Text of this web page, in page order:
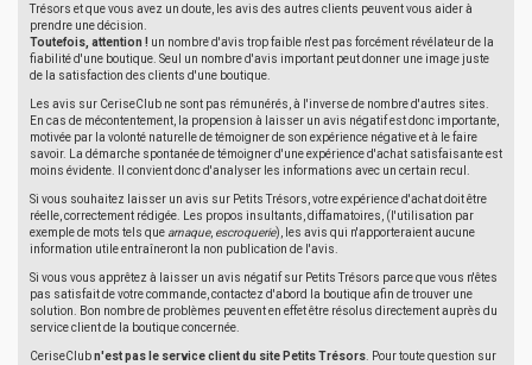
Trésors et que vous avez un doute, les avis des autres clients peuvent vous aider à
prendre une décision.
Toutefois, attention ! un nombre d'avis trop faible n'est pas forcément révélateur de la
fiabilité d'une boutique. Seul un nombre d'avis important peut donner une image juste
de la satisfaction des clients d'une boutique.
Les avis sur CeriseClub ne sont pas rémunérés, à l'inverse de nombre d'autres sites.
En cas de mécontentement, la propension à laisser un avis négatif est donc importante,
motivée par la volonté naturelle de témoigner de son expérience négative et à le faire
savoir. La démarche spontanée de témoigner d'une expérience d'achat satisfaisante est
moins évidente. Il convient donc d'analyser les informations avec un certain recul.
Si vous souhaitez laisser un avis sur Petits Trésors, votre expérience d'achat doit être
réelle, correctement rédigée. Les propos insultants, diffamatoires, (l'utilisation par
exemple de mots tels que arnaque, escroquerie), les avis qui n'apporteraient aucune
information utile entraîneront la non publication de l'avis.
Si vous vous apprêtez à laisser un avis négatif sur Petits Trésors parce que vous n'êtes
pas satisfait de votre commande, contactez d'abord la boutique afin de trouver une
solution. Bon nombre de problèmes peuvent en effet être résolus directement auprès du
service client de la boutique concernée.
CeriseClubn'est pas le service client du site Petits Trésors . Pour toute question sur